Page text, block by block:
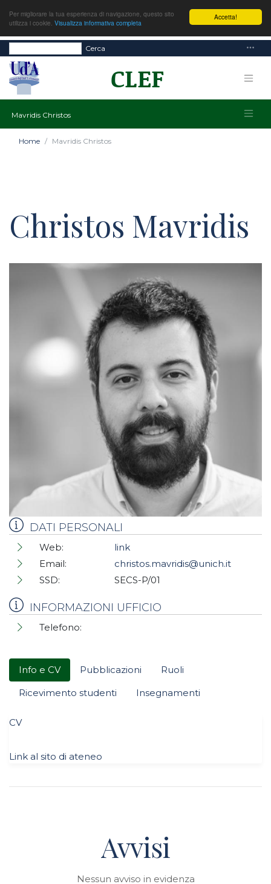
Accetta!
Per migliorare la tua esperienza di navigazione, questo sito
utilizza i cookie. Visualizza informativa completa
Cerca
Mavridis Christos
Home Mavridis Christos
Christos Mavridis
DATI PERSONALI
Web:
link
Email:
christos.mavridis@unich.it
SSD:
SECS-P/01
INFORMAZIONI UFFICIO
Telefono:
Info e CV Pubblicazioni
Ruoli
Ricevimento studenti
Insegnamenti
CV
Link al sito di ateneo
Avvisi
Nessun avviso in evidenza